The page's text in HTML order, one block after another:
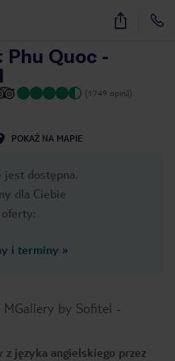
26
Quoc -
(1749 opinii)
POKAŻ NA MAPIE
jest dostępna.
dla Ciebie
i terminy »
by Sofitel -
z języka angielskiego przez